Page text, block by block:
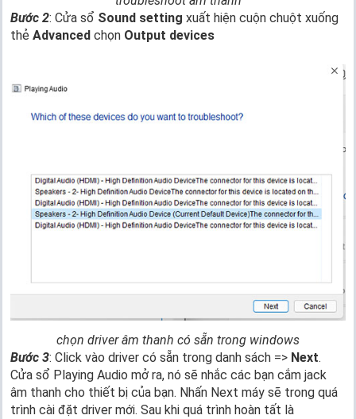
Bước 2: Cửa sổ Sound setting xuất hiện cuộn chuột xuống
thẻ Advanced chọn Output devices
chọn driver âm thanh có sẵn trong windows
Bước 3: Click vào driver có sẵn trong danh sách => Next.
Cửa sổ Playing Audio mở ra, nó sẽ nhắc các bạn cắm jack
âm thanh cho thiết bị của bạn. Nhấn Next máy sẽ trong quá
trình cài đặt driver mới. Sau khi quá trình hoàn tất là